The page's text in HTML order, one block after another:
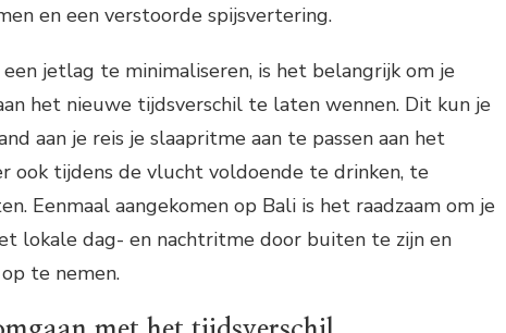
en een verstoorde spijsvertering.
jetlag te minimaliseren, is het belangrijk om je
het nieuwe tijdsverschil te laten wennen. Dit kun je
aan je reis je slaapritme aan te passen aan het
ook tijdens de vlucht voldoende te drinken, te
Eenmaal aangekomen op Bali is het raadzaam om je
lokale dag- en nachtritme door buiten te zijn en
te nemen.